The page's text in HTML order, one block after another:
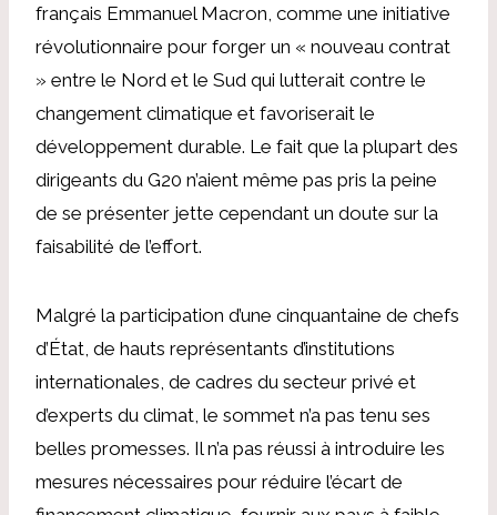
français Emmanuel Macron, comme une initiative
révolutionnaire pour forger un « nouveau contrat
» entre le Nord et le Sud qui lutterait contre le
changement climatique et favoriserait le
développement durable. Le fait que la plupart des
dirigeants du G20 n’aient même pas pris la peine
de se présenter jette cependant un doute sur la
faisabilité de l’effort.
Malgré la participation d’une cinquantaine de chefs
d’État, de hauts représentants d’institutions
internationales, de cadres du secteur privé et
d’experts du climat, le sommet n’a pas tenu ses
belles promesses. Il n’a pas réussi à introduire les
mesures nécessaires pour réduire l’écart de